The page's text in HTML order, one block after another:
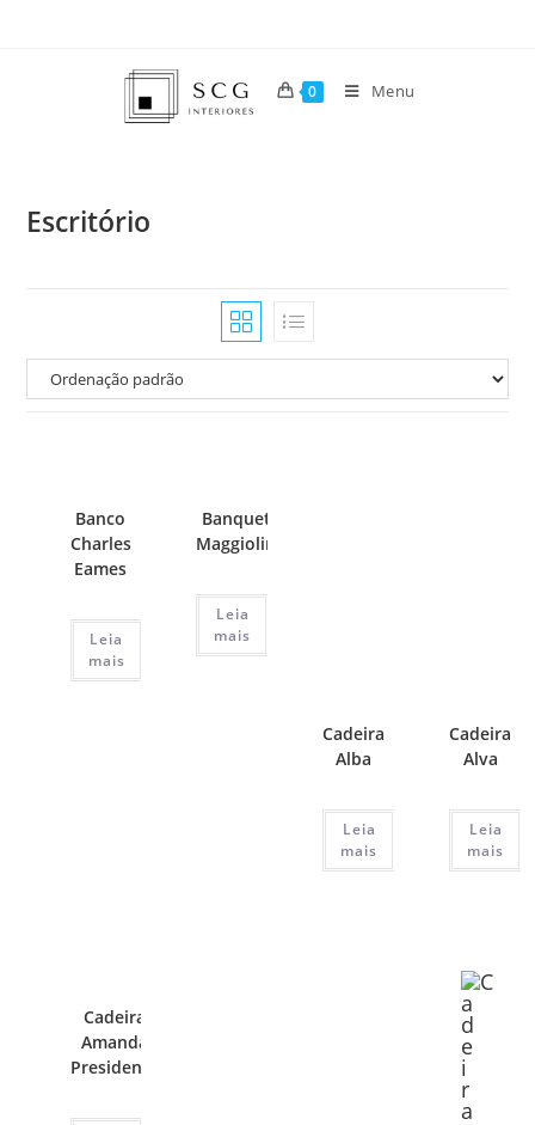
0 Menu
Escritório
Banco
Charles
Eames
Leia
mais
Banqueta
Maggiolina
Leia
mais
Cadeira
Alba
Leia
mais
Cadeira
Alva
Leia
mais
Cadeira
Amanda
Presidente